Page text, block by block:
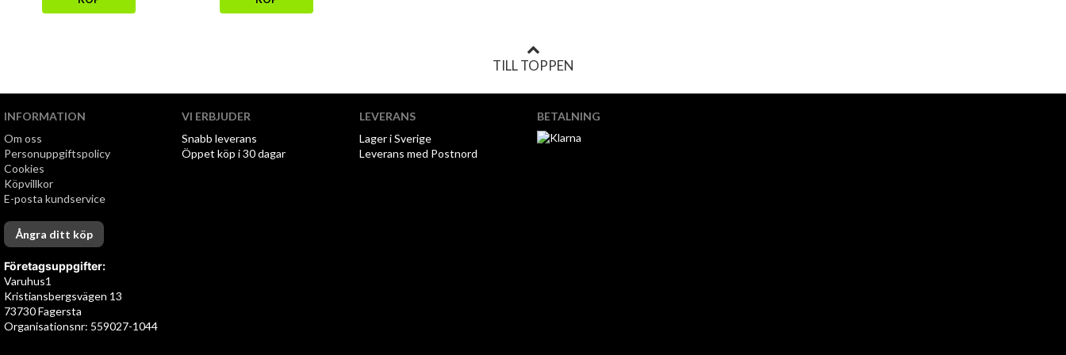
TILL TOPPEN
INFORMATION
Om oss
Personuppgiftspolicy
Cookies
Köpvillkor
E-posta kundservice
Ångra ditt köp
Företagsuppgifter:
Varuhus1
Kristiansbergsvägen 13
73730 Fagersta
Organisationsnr: 559027-1044
VI ERBJUDER
Snabb leverans
Öppet köp i 30 dagar
LEVERANS
Lager i Sverige
Leverans med Postnord
BETALNING